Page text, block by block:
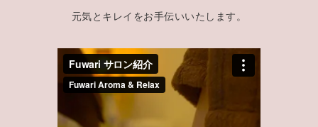
元気とキレイをお手伝いいたします。